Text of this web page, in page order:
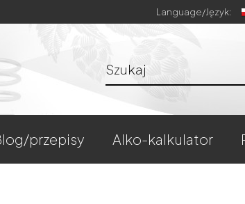
Language/Język:
blog/przepisy alko-kalkulator